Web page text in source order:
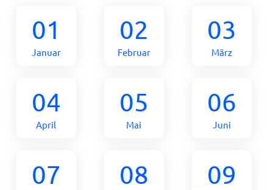
01
Januar
02
Februar
03
März
04
April
05
Mai
06
Juni
07 08 09